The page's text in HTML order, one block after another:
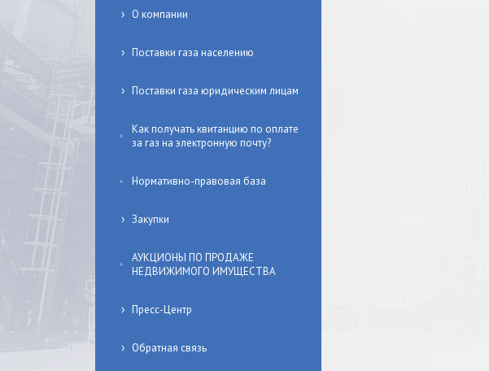
О компании
Поставки газа населению
Поставки газа юридическим лицам
Как получать квитанцию по оплате
за газ на электронную почту?
Нормативно-правовая база
Закупки
АУКЦИОНЫ ПО ПРОДАЖЕ
НЕДВИЖИМОГО ИМУЩЕСТВА
Пресс-Центр
Обратная связь